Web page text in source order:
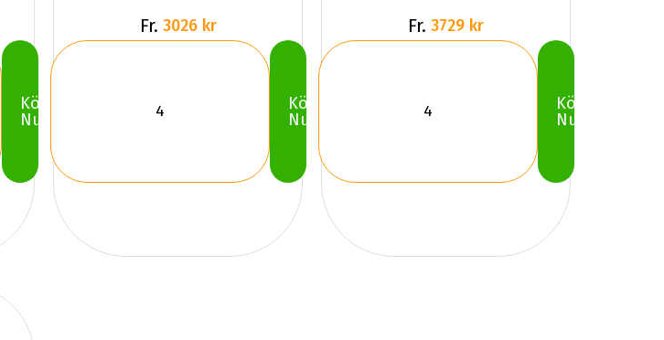
Köp
Nu
Fr. 3026 kr
Köp
Nu
Fr. 3729 kr
Köp
Nu